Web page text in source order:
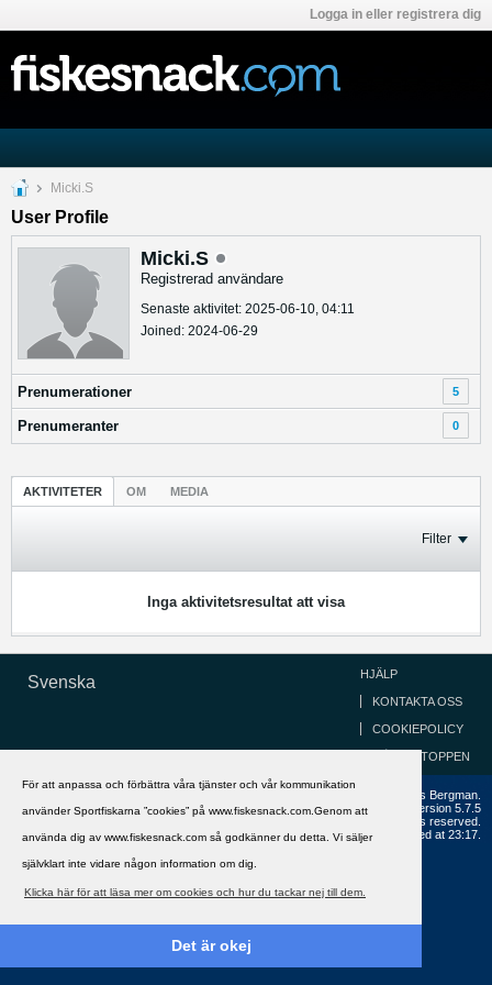
För att anpassa och förbättra våra tjänster och vår kommunikation
använder Sportfiskarna ”cookies” på www.fiskesnack.com.Genom att
använda dig av www.fiskesnack.com så godkänner du detta. Vi säljer
självklart inte vidare någon information om dig.
Klicka här för att läsa mer om cookies och hur du tackar nej till dem.
Det är okej
Logga in eller registrera dig
Micki.S
User Profile
Micki.S
Registrerad användare
Senaste aktivitet: 2025-06-10, 04:11
Joined: 2024-06-29
Prenumerationer 5
Prenumeranter 0
AKTIVITETER OM MEDIA
Filter
Inga aktivitetsresultat att visa
Svenska HJÄLP
KONTAKTA OSS
COOKIEPOLICY
GÅ TILL TOPPEN
Copyright ©2002 - 2021, FiskeSnack.com. Grundad 2002 av Anders Bergman.
Powered byvBulletin®
Version 5.7.5
Copyright © 2026 MH Sub I, LLC dba vBulletin. All rights reserved.
All times are GMT+1. This page was generated at 23:17.